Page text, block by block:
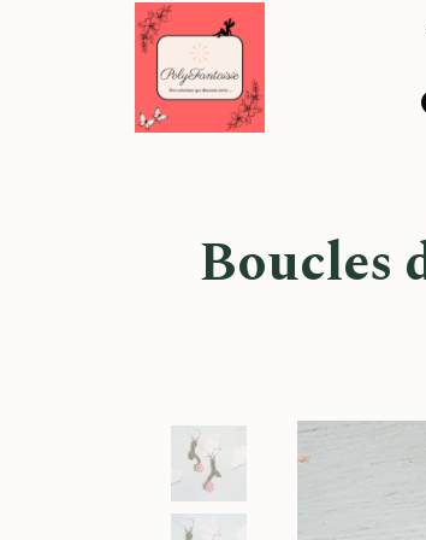
Boucles d'oreilles "roses délicates" - bijou féminin
Panneau de gestion des cookies